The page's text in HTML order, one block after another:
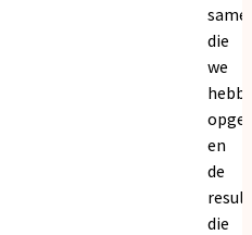
die
we
en
de
die